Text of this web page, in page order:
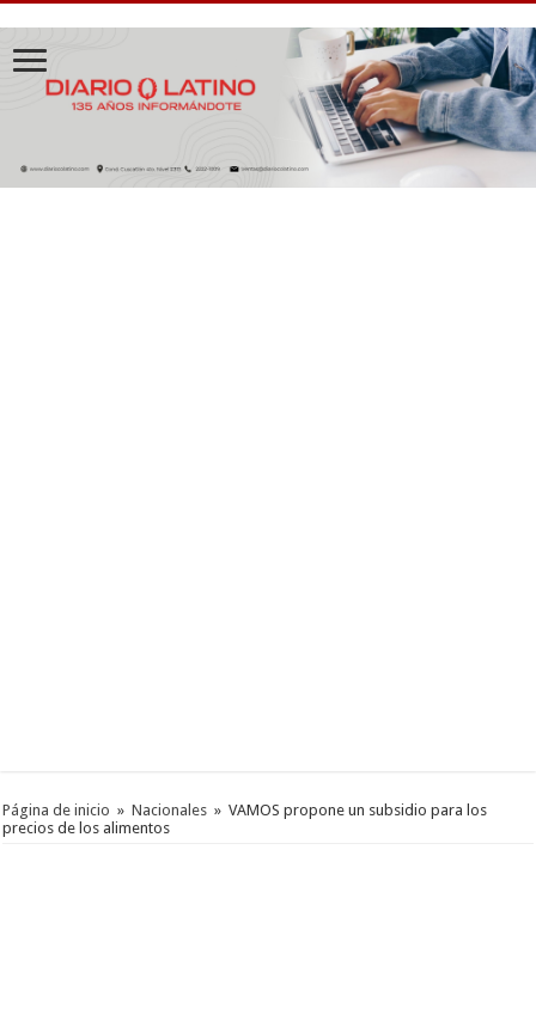
Página de inicio » Nacionales » VAMOS propone un subsidio para los
precios de los alimentos